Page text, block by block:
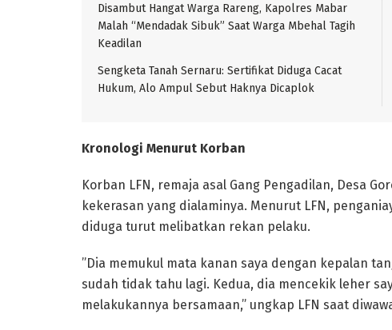
Disambut Hangat Warga Rareng, Kapolres Mabar
Malah “Mendadak Sibuk” Saat Warga Mbehal Tagih
Keadilan
Sengketa Tanah Sernaru: Sertifikat Diduga Cacat
Hukum, Alo Ampul Sebut Haknya Dicaplok
Kronologi Menurut Korban
​Korban LFN, remaja asal Gang Pengadilan, Desa
kekerasan yang dialaminya. Menurut LFN,
diduga turut melibatkan rekan pelaku.
​”Dia memukul mata kanan saya dengan kepalan
sudah tidak tahu lagi. Kedua, dia mencekik leher
melakukannya bersamaan,” ungkap LFN saat